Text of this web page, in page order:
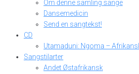
Om denne samling sange
Dansemedicin
Send en sangtekst!
CD
Utamaduni: Ngoma –
Sangstilarter
Andet Østafrikansk